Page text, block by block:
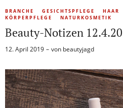
BRANCHE GESICHTSPFLEGE HAAR
KÖRPERPFLEGE
NATURKOSMETIK
Beauty-Notizen
12. April 2019 von beautyjagd